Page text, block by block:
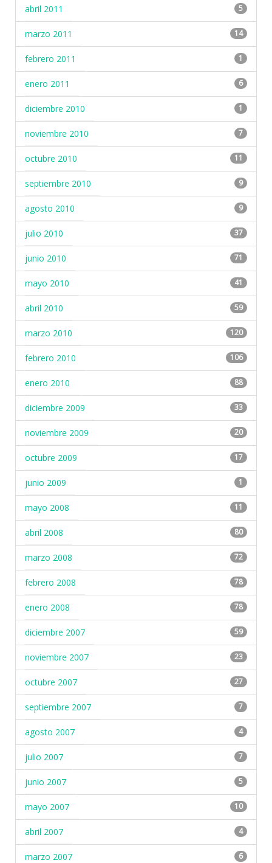
abril 2011 5
marzo 2011 14
febrero 2011 1
enero 2011 6
diciembre 2010 1
noviembre 2010 7
octubre 2010 11
septiembre 2010 9
agosto 2010 9
julio 2010 37
junio 2010 71
mayo 2010 41
abril 2010 59
marzo 2010 120
febrero 2010 106
enero 2010 88
diciembre 2009 33
noviembre 2009 20
octubre 2009 17
junio 2009 1
mayo 2008 11
abril 2008 80
marzo 2008 72
febrero 2008 78
enero 2008 78
diciembre 2007 59
noviembre 2007 23
octubre 2007 27
septiembre 2007 7
agosto 2007 4
julio 2007 7
junio 2007 5
mayo 2007 10
abril 2007 4
marzo 2007 6